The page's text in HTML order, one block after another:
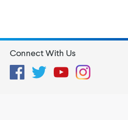
Connect With Us
FacebookTwitterYouTubeInstagram